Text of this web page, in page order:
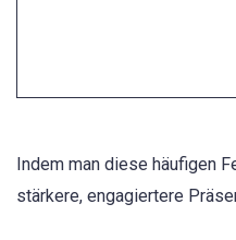
Indem man diese häufigen
stärkere, engagiertere